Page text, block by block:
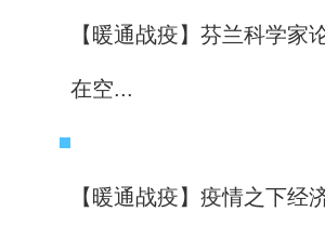
【暖通战疫】芬兰科学家
在空...
【暖通战疫】疫情之下经